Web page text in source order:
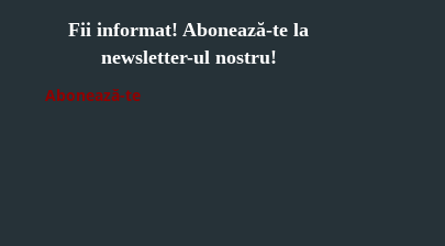
Fii informat! Abonează-te la
newsletter-ul nostru!
Abonează-te